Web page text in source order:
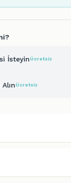
İsteyinÜcretsiz
Ücretsiz